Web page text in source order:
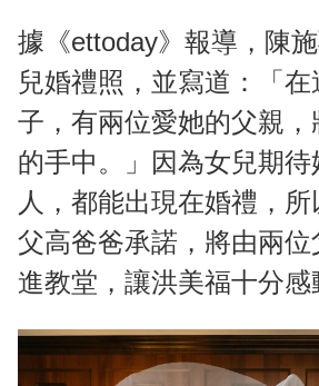
據《ettoday》報導，陳
兒婚禮照，並寫道：「在
子，有兩位愛她的父親
的手中。」因為女兒期
人，都能出現在婚禮，
父高爸爸承諾，將由兩
進教堂，讓洪美福十分感